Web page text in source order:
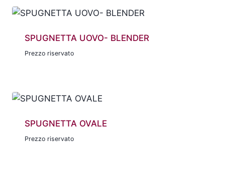
SPUGNETTA UOVO- BLENDER
Prezzo riservato
SPUGNETTA OVALE
Prezzo riservato